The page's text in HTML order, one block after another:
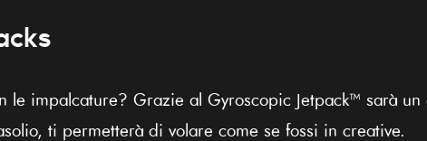
le impalcature? Grazie al Gyroscopic Jetpack™ sarà
ti permetterà di volare come se fossi in creative.